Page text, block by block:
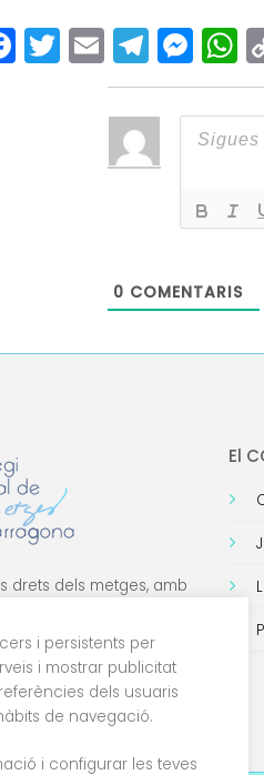
Facebook
Twitter
Email
0 COMENTARIS
drets dels metges, amb
El
i persistents per
i mostrar publicitat
dels usuaris
de navegació.
i configurar les teves